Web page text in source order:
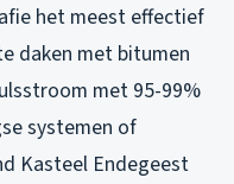
het meest effectief
daken met bitumen
met 95-99%
systemen of
Kasteel Endegeest